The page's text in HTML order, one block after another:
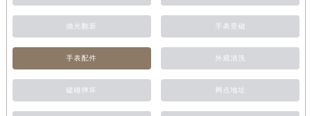
抛光翻新 手表受磁
手表配件 外观清洗
磕碰摔坏 网点地址